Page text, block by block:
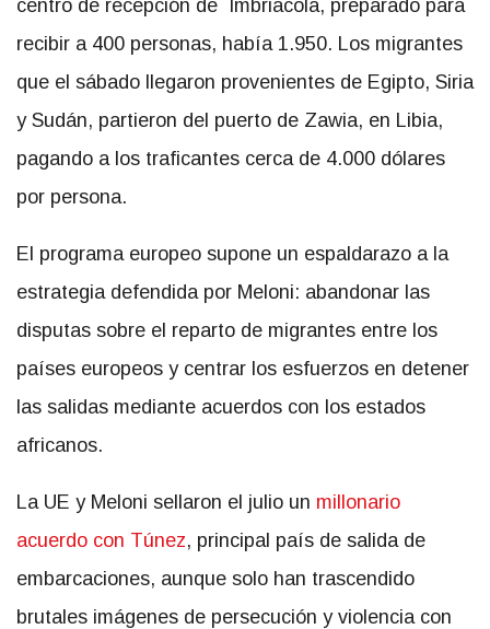
centro de recepción de Imbriacola, preparado para
recibir a 400 personas, había 1.950. Los migrantes
que el sábado llegaron provenientes de Egipto, Siria
y Sudán, partieron del puerto de Zawia, en Libia,
pagando a los traficantes cerca de 4.000 dólares
por persona.
El programa europeo supone un espaldarazo a la
estrategia defendida por Meloni: abandonar las
disputas sobre el reparto de migrantes entre los
países europeos y centrar los esfuerzos en detener
las salidas mediante acuerdos con los estados
africanos.
La UE y Meloni sellaron el julio un millonario
acuerdo con Túnez, principal país de salida de
embarcaciones, aunque solo han trascendido
brutales imágenes de persecución y violencia con